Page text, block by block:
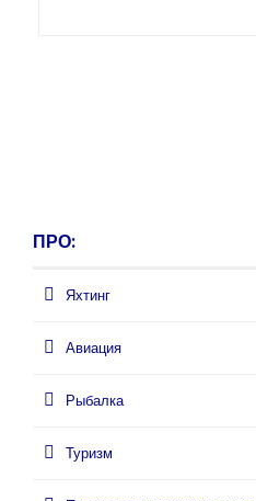
ПРО:
Яхтинг
Авиация
Рыбалка
Туризм